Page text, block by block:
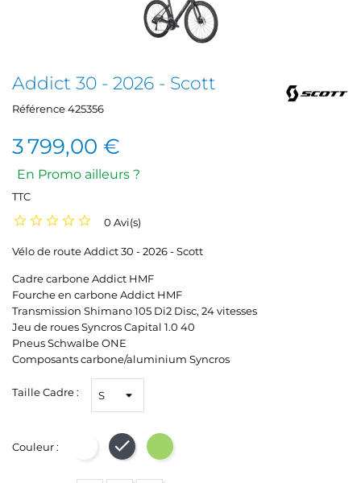
Addict 30 - 2026 - Scott
Référence425356
3 799,00 €
En Promo ailleurs ?
TTC
0 Avi(s)
Vélo de route Addict 30 - 2026 - Scott
Cadre carbone Addict HMF
Fourche en carbone Addict HMF
Transmission Shimano 105 Di2 Disc, 24 vitesses
Jeu de roues Syncros Capital 1.0 40
Pneus Schwalbe ONE
Composants carbone/aluminium Syncros
Taille Cadre :
Couleur : Blanc Noir Vert